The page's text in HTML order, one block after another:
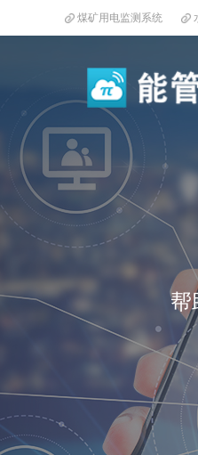
煤矿用电监测系统
帮